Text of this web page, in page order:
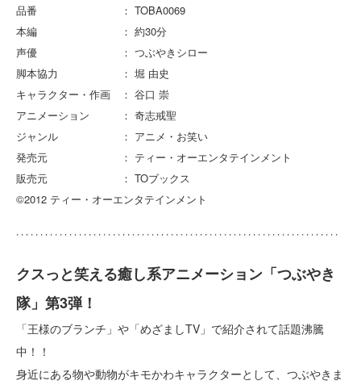
品番 ： TOBA0069
本編 ： 約30分
声優 ： つぶやきシロー
脚本協力 ： 堀 由史
キャラクター・作画 ： 谷口 崇
アニメーション ： 奇志戒聖
ジャンル ： アニメ・お笑い
発売元 ： ティー・オーエンタテインメント
販売元 ： TOブックス
©2012 ティー・オーエンタテインメント
クスっと笑える癒し系アニメーション「つぶやき
隊」第3弾！
「王様のブランチ」や「めざましTV」で紹介されて話題沸騰
中！！
身近にある物や動物がキモかわキャラクターとして、つぶやきま